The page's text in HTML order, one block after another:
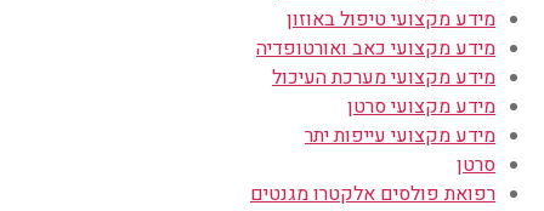
מידע מקצועי טיפול באוזון
מידע מקצועי כאב ואורטופדיה
מידע מקצועי מערכת העיכול
מידע מקצועי סרטן
מידע מקצועי עייפות יתר
סרטן
רפואת פולסים אלקטרו מגנטים